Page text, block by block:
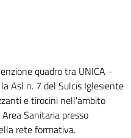
quadro tra UNICA -
Asl n. 7 del Sulcis Iglesiente
e tirocini nell'ambito
Sanitaria presso
rete formativa.